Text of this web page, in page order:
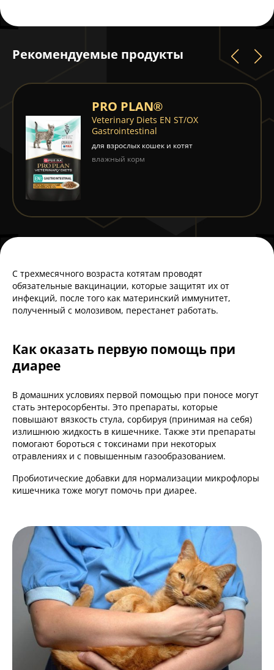
Рекомендуемые продукты
PRO PLAN®
Veterinary Diets EN ST/OX
Gastrointestinal
для взрослых кошек и котят
влажный корм
С трехмесячного возраста котятам проводят
обязательные вакцинации, которые защитят их от
инфекций, после того как материнский иммунитет,
полученный с молозивом, перестанет работать.
Как оказать первую помощь при
диарее
В домашних условиях первой помощью при поносе могут
стать энтеросорбенты. Это препараты, которые
повышают вязкость стула, сорбируя (принимая на себя)
излишнюю жидкость в кишечнике. Также эти препараты
помогают бороться с токсинами при некоторых
отравлениях и с повышенным газообразованием.
Пробиотические добавки для нормализации микрофлоры
кишечника тоже могут помочь при диарее.